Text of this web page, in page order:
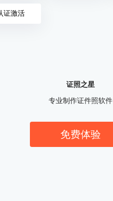
证激活
证照之星
专业制作证件照软件
免费体验